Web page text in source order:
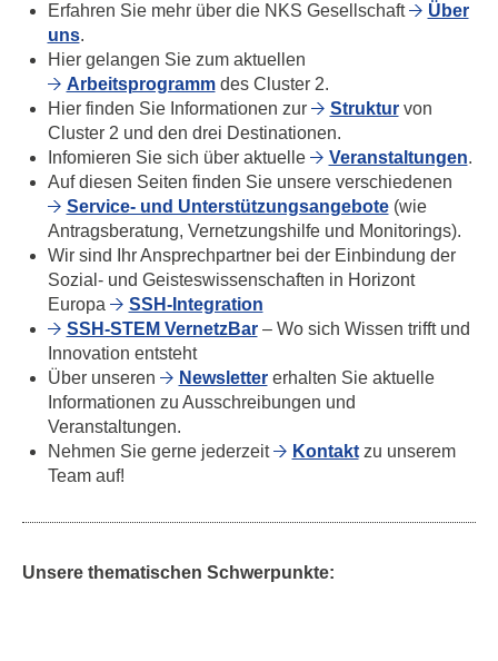
Erfahren Sie mehr über die NKS Gesellschaft
Über
uns.
Hier gelangen Sie zum aktuellen
Arbeitsprogrammdes Cluster 2.
Hier finden Sie Informationen zur
Strukturvon
Cluster 2 und den drei Destinationen.
Infomieren Sie sich über aktuelle
Veranstaltungen.
Auf diesen Seiten finden Sie unsere verschiedenen
Service- und Unterstützungsangebote(wie
Antragsberatung, Vernetzungshilfe und Monitorings).
Wir sind Ihr Ansprechpartner bei der Einbindung der
Sozial- und Geisteswissenschaften in Horizont
Europa
SSH-Integration
SSH-STEM VernetzBar– Wo sich Wissen trifft und
Innovation entsteht
Über unseren
Newslettererhalten Sie aktuelle
Informationen zu Ausschreibungen und
Veranstaltungen.
Nehmen Sie gerne jederzeit
Kontaktzu unserem
Team auf!
Unsere thematischen Schwerpunkte: